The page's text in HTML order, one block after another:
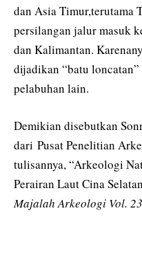
dan Asia Timur,terutama
persilangan jalur masuk
dan Kalimantan.
dijadikan “batu
pelabuhan lain.
Demikian disebutkan
dari Pusat Penelitian
tulisannya, “Arkeologi
Perairan Laut Cina
Majalah Arkeologi Vol.